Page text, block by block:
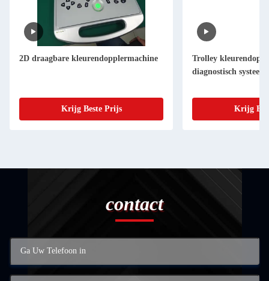
2D draagbare kleurendopplermachine
Krijg Beste Prijs
Trolley
diagnostisch systeem
Krijg
contact